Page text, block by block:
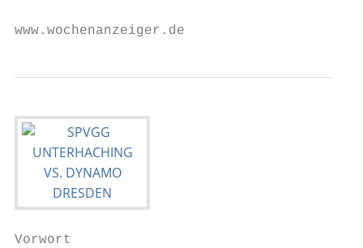
www.wochenanzeiger.de
Vorwort